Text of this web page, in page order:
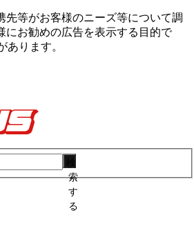
先等がお客様のニーズ等について調
にお勧めの広告を表⽰する⽬的で
あります。
索
す
る